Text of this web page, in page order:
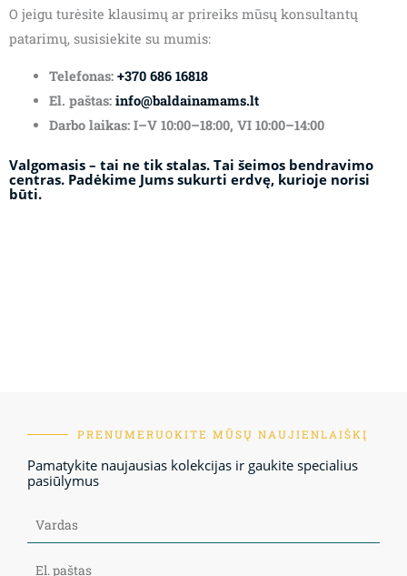
O jeigu turėsite klausimų ar prireiks mūsų konsultantų
patarimų, susisiekite su mumis:
Telefonas: +370 686 16818
El. paštas: info@baldainamams.lt
Darbo laikas: I–V 10:00–18:00, VI 10:00–14:00
Valgomasis – tai ne tik stalas. Tai šeimos bendravimo
centras. Padėkime Jums sukurti erdvę, kurioje norisi
būti.
PRENUMERUOKITE MŪSŲ NAUJIENLAIŠKĮ
Pamatykite naujausias kolekcijas ir gaukite specialius
pasiūlymus